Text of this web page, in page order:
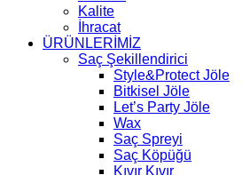
Kalite
İhracat
ÜRÜNLERİMİZ
Saç Şekillendirici
Style&Protect Jöle
Bitkisel Jöle
Let’s Party Jöle
Wax
Saç Spreyi
Saç Köpüğü
Kıvır Kıvır